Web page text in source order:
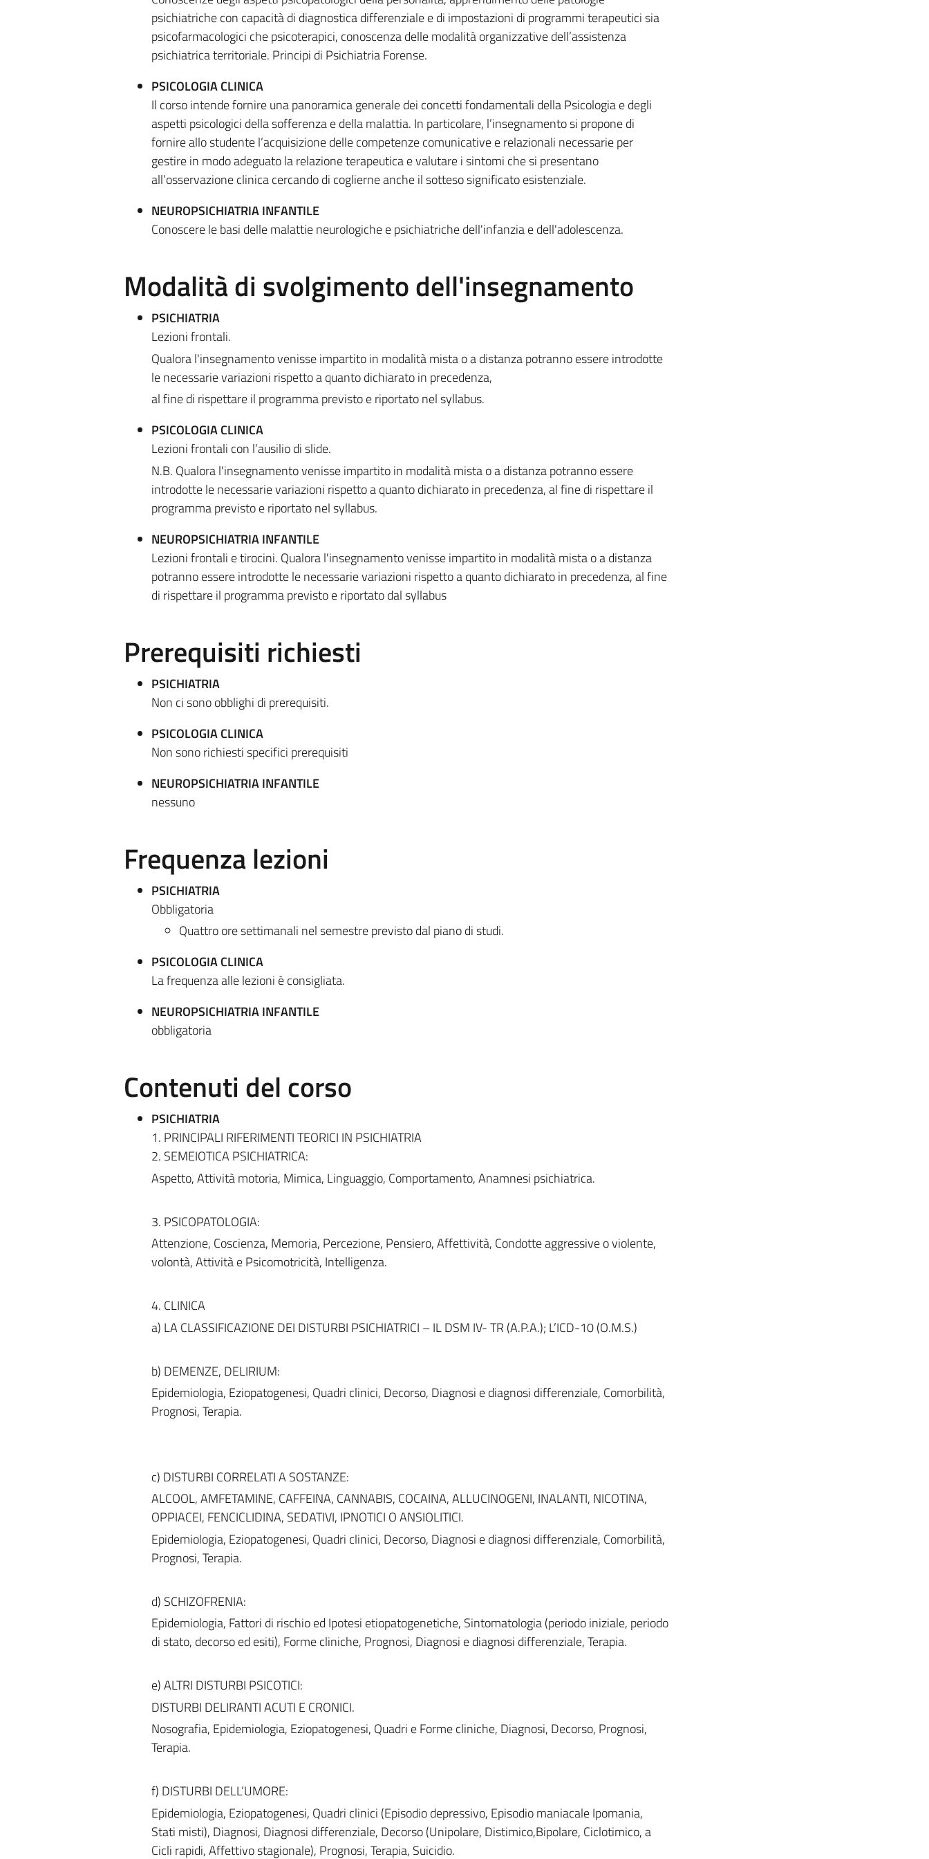
psichiatriche con capacità di diagnostica differenziale e di impostazioni di programmi terapeutici sia
psicofarmacologici che psicoterapici, conoscenza delle modalità organizzative dell’assistenza
psichiatrica territoriale. Principi di Psichiatria Forense.
PSICOLOGIA CLINICA
Il corso intende fornire una panoramica generale dei concetti fondamentali della Psicologia e degli
aspetti psicologici della sofferenza e della malattia. In particolare, l’insegnamento si propone di
fornire allo studente l’acquisizione delle competenze comunicative e relazionali necessarie per
gestire in modo adeguato la relazione terapeutica e valutare i sintomi che si presentano
all’osservazione clinica cercando di coglierne anche il sotteso significato esistenziale.
NEUROPSICHIATRIA INFANTILE
Conoscere le basi delle malattie neurologiche e psichiatriche dell'infanzia e dell'adolescenza.
Modalità di svolgimento dell'insegnamento
PSICHIATRIA
Lezioni frontali.
Qualora l'insegnamento venisse impartito in modalità mista o a distanza potranno essere introdotte
le necessarie variazioni rispetto a quanto dichiarato in precedenza,
al fine di rispettare il programma previsto e riportato nel syllabus.
PSICOLOGIA CLINICA
Lezioni frontali con l’ausilio di slide.
N.B. Qualora l'insegnamento venisse impartito in modalità mista o a distanza potranno essere
introdotte le necessarie variazioni rispetto a quanto dichiarato in precedenza, al fine di rispettare il
programma previsto e riportato nel syllabus.
NEUROPSICHIATRIA INFANTILE
Lezioni frontali e tirocini. Qualora l'insegnamento venisse impartito in modalità mista o a distanza
potranno essere introdotte le necessarie variazioni rispetto a quanto dichiarato in precedenza, al fine
di rispettare il programma previsto e riportato dal syllabus
Prerequisiti richiesti
PSICHIATRIA
Non ci sono obblighi di prerequisiti.
PSICOLOGIA CLINICA
Non sono richiesti specifici prerequisiti
NEUROPSICHIATRIA INFANTILE
nessuno
Frequenza lezioni
PSICHIATRIA
Obbligatoria
Quattro ore settimanali nel semestre previsto dal piano di studi.
PSICOLOGIA CLINICA
La frequenza alle lezioni è consigliata.
NEUROPSICHIATRIA INFANTILE
obbligatoria
Contenuti del corso
PSICHIATRIA
1. PRINCIPALI RIFERIMENTI TEORICI IN PSICHIATRIA
2. SEMEIOTICA PSICHIATRICA:
Aspetto, Attività motoria, Mimica, Linguaggio, Comportamento, Anamnesi psichiatrica.
3. PSICOPATOLOGIA:
Attenzione, Coscienza, Memoria, Percezione, Pensiero, Affettività, Condotte aggressive o violente,
volontà, Attività e Psicomotricità, Intelligenza.
4. CLINICA
a) LA CLASSIFICAZIONE DEI DISTURBI PSICHIATRICI – IL DSM IV- TR (A.P.A.); L’ICD-10 (O.M.S.)
b) DEMENZE, DELIRIUM:
Epidemiologia, Eziopatogenesi, Quadri clinici, Decorso, Diagnosi e diagnosi differenziale, Comorbilità,
Prognosi, Terapia.
c) DISTURBI CORRELATI A SOSTANZE:
ALCOOL, AMFETAMINE, CAFFEINA, CANNABIS, COCAINA, ALLUCINOGENI, INALANTI, NICOTINA,
OPPIACEI, FENCICLIDINA, SEDATIVI, IPNOTICI O ANSIOLITICI.
Epidemiologia, Eziopatogenesi, Quadri clinici, Decorso, Diagnosi e diagnosi differenziale, Comorbilità,
Prognosi, Terapia.
d) SCHIZOFRENIA:
Epidemiologia, Fattori di rischio ed Ipotesi etiopatogenetiche, Sintomatologia (periodo iniziale, periodo
di stato, decorso ed esiti), Forme cliniche, Prognosi, Diagnosi e diagnosi differenziale, Terapia.
e) ALTRI DISTURBI PSICOTICI:
DISTURBI DELIRANTI ACUTI E CRONICI.
Nosografia, Epidemiologia, Eziopatogenesi, Quadri e Forme cliniche, Diagnosi, Decorso, Prognosi,
Terapia.
f) DISTURBI DELL’UMORE:
Epidemiologia, Eziopatogenesi, Quadri clinici (Episodio depressivo, Episodio maniacale Ipomania,
Stati misti), Diagnosi, Diagnosi differenziale, Decorso (Unipolare, Distimico,Bipolare, Ciclotimico, a
Cicli rapidi, Affettivo stagionale), Prognosi, Terapia, Suicidio.